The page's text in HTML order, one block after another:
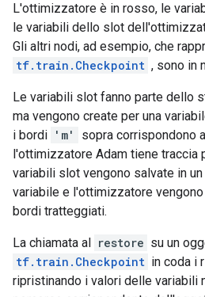
L'ottimizzatore è in rosso, le
le variabili dello slot
Gli altri nodi, ad esempio, che
tf.train.Checkpoint , sono in
Le variabili slot fanno parte dello
ma vengono create per una
i bordi 'm'
sopra corrispondono
l'ottimizzatore Adam tiene traccia
variabili slot vengono salvate in
variabile e l'ottimizzatore
bordi tratteggiati.
La chiamata al restore su un
tf.train.Checkpoint in coda i
ripristinando i valori delle variabili